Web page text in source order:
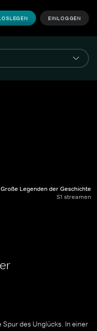
EINLOGGEN
Legenden der Geschichte
S1 streamen
des Unglücks. In einer